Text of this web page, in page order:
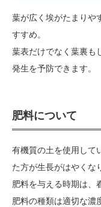
葉が広く埃がたまりや
すすめ。
葉表だけでなく葉裏も
発生を予防できます。
肥料について
有機質の土を使用して
た方が生長がはやくな
肥料を与える時期は、
肥料の種類は適切な濃